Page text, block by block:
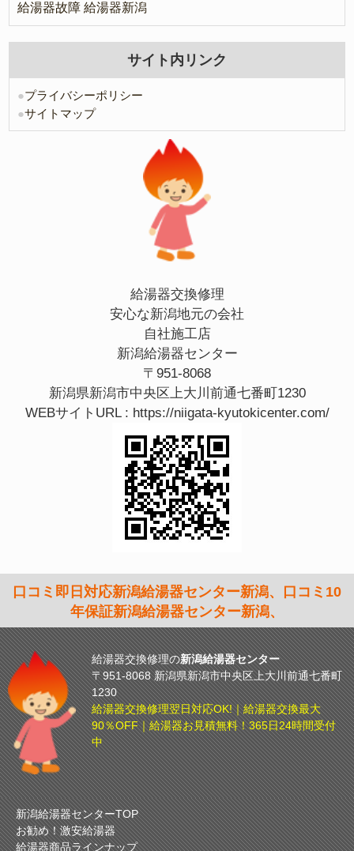
給湯器故障 給湯器新潟
サイト内リンク
●プライバシーポリシー
●サイトマップ
給湯器交換修理
安心な新潟地元の会社
自社施工店
新潟給湯器センター
〒951-8068
新潟県新潟市中央区上大川前通七番町1230
WEBサイトURL : https://niigata-kyutokicenter.com/
口コミ即日対応新潟給湯器センター新潟、口コミ10
年保証新潟給湯器センター新潟、
給湯器交換修理の新潟給湯器センター
〒951-8068 新潟県新潟市中央区上大川前通七番町
1230
給湯器交換修理翌日対応OK!｜給湯器交換最大
90％OFF｜給湯器お見積無料！365日24時間受付
中
新潟給湯器センターTOP
お勧め！激安給湯器
給湯器商品ラインナップ